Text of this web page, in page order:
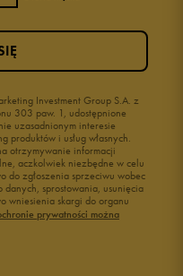
Investment Group S.A. z
303 paw. 1, udostępnione
uzasadnionym interesie
produktów i usług własnych.
otrzymywanie informacji
aczkolwiek niezbędne w celu
do zgłoszenia sprzeciwu wobec
sprostowania, usunięcia
wniesienia skargi do organu
prywatności można